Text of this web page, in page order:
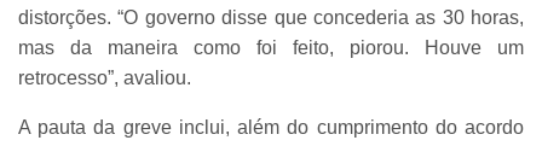
distorções. “O governo disse que concederia as 30 horas,
mas da maneira como foi feito, piorou. Houve um
retrocesso”, avaliou.
A pauta da greve inclui, além do cumprimento do acordo